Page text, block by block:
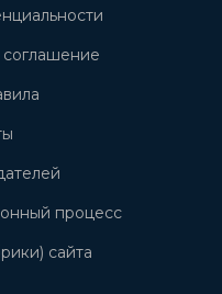
соглашение
процесс
сайта